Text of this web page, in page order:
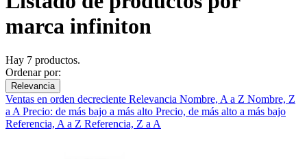
marca infiniton
Hay 7 productos.
Ordenar por:
Relevancia
Ventas en orden decreciente Relevancia Nombre, A a Z Nombre, Z
a A Precio: de más bajo a más alto Precio, de más alto a más bajo
Referencia, A a Z Referencia, Z a A